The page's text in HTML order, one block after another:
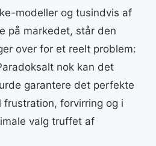
modeller og tusindvis af
på markedet, står den
over for et reelt problem:
nok kan det
garantere det perfekte
forvirring og i
valg truffet af